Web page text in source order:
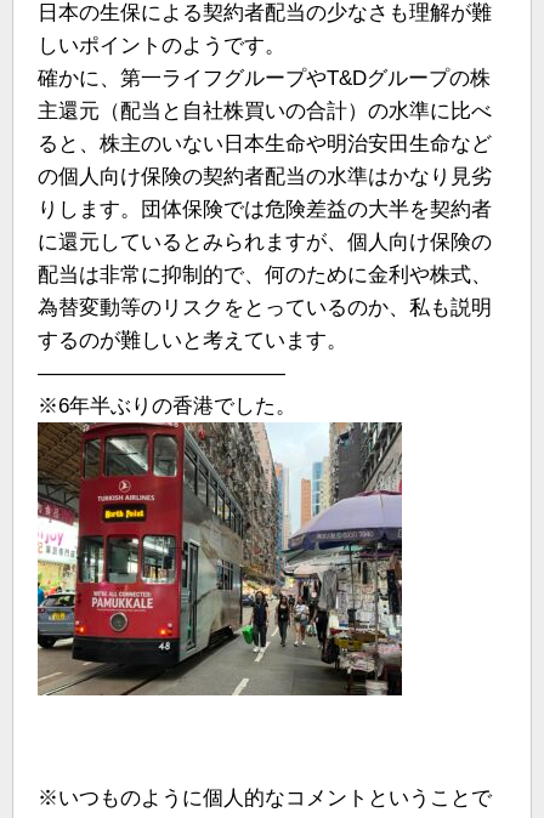
日本の生保による契約者配当の少なさも理解が難
しいポイントのようです。
確かに、第一ライフグループやT&Dグループの株
主還元（配当と自社株買いの合計）の水準に比べ
ると、株主のいない日本生命や明治安田生命など
の個人向け保険の契約者配当の水準はかなり見劣
りします。団体保険では危険差益の大半を契約者
に還元しているとみられますが、個人向け保険の
配当は非常に抑制的で、何のために金利や株式、
為替変動等のリスクをとっているのか、私も説明
するのが難しいと考えています。
————————————
※6年半ぶりの香港でした。
※いつものように個人的なコメントということで